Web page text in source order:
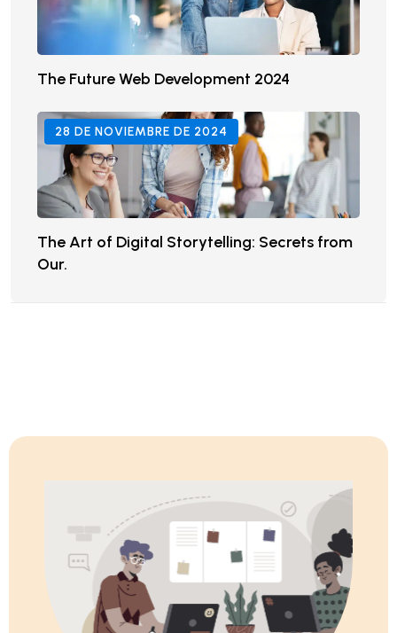
The Future Web Development 2024
28 DE NOVIEMBRE DE 2024
The Art of Digital Storytelling: Secrets from
Our.